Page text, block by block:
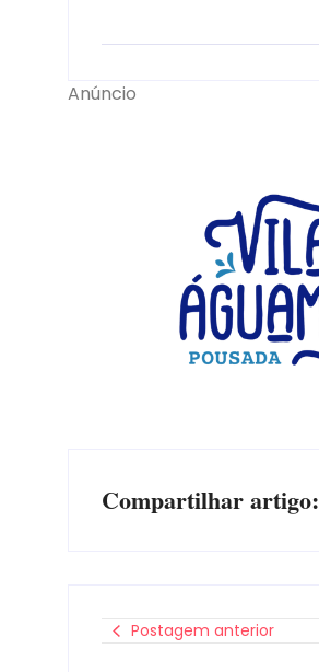
Anúncio
Compartilhar artigo:
Postagem anterior